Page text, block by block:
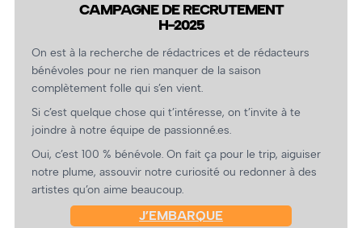
CAMPAGNE DE RECRUTEMENT
H-2025
On est à la recherche de rédactrices et de rédacteurs
bénévoles pour ne rien manquer de la saison
complètement folle qui s’en vient.
Si c’est quelque chose qui t’intéresse, on t’invite à te
joindre à notre équipe de passionné.es.
Oui, c’est 100 % bénévole. On fait ça pour le trip, aiguiser
notre plume, assouvir notre curiosité ou redonner à des
artistes qu’on aime beaucoup.
J’EMBARQUE